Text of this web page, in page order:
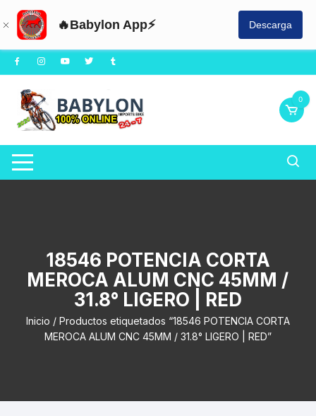
🔥Babylon App⚡ Descarga
Saltar
al
contenido
0
18546 POTENCIA CORTA
MEROCA ALUM CNC 45MM /
31.8° LIGERO | RED
Inicio / Productos etiquetados “18546 POTENCIA CORTA
MEROCA ALUM CNC 45MM / 31.8° LIGERO | RED”